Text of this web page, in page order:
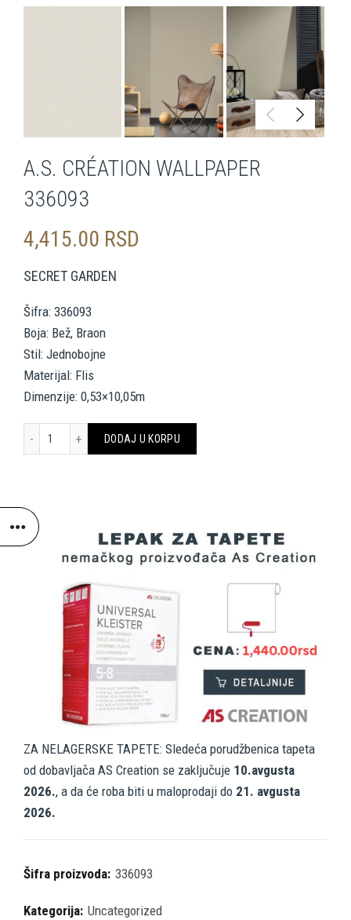
A.S. CRÉATION WALLPAPER
336093
4,415.00 RSD
SECRET GARDEN
Šifra: 336093
Boja: Bež, Braon
Stil: Jednobojne
Materijal: Flis
Dimenzije: 0,53×10,05m
A.S. CRÉATION WALLPAPER 336093 količina
DODAJ U KORPU
ZA NELAGERSKE TAPETE: Sledeća porudžbenica tapeta
od dobavljača AS Creation se zaključuje 10.avgusta
2026., a da će roba biti u maloprodaji do 21. avgusta
2026.
Šifra proizvoda: 336093
Kategorija: Uncategorized